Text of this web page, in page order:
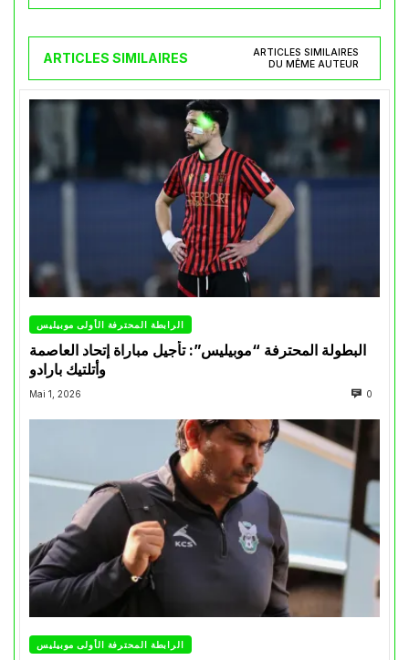
ARTICLES SIMILAIRES
ARTICLES SIMILAIRES
DU MÊME AUTEUR
الرابطة المحترفة الأولى موبيليس
البطولة المحترفة “موبيليس”: تأجيل مباراة إتحاد العاصمة
وأتلتيك بارادو
Mai 1, 2026 0
الرابطة المحترفة الأولى موبيليس